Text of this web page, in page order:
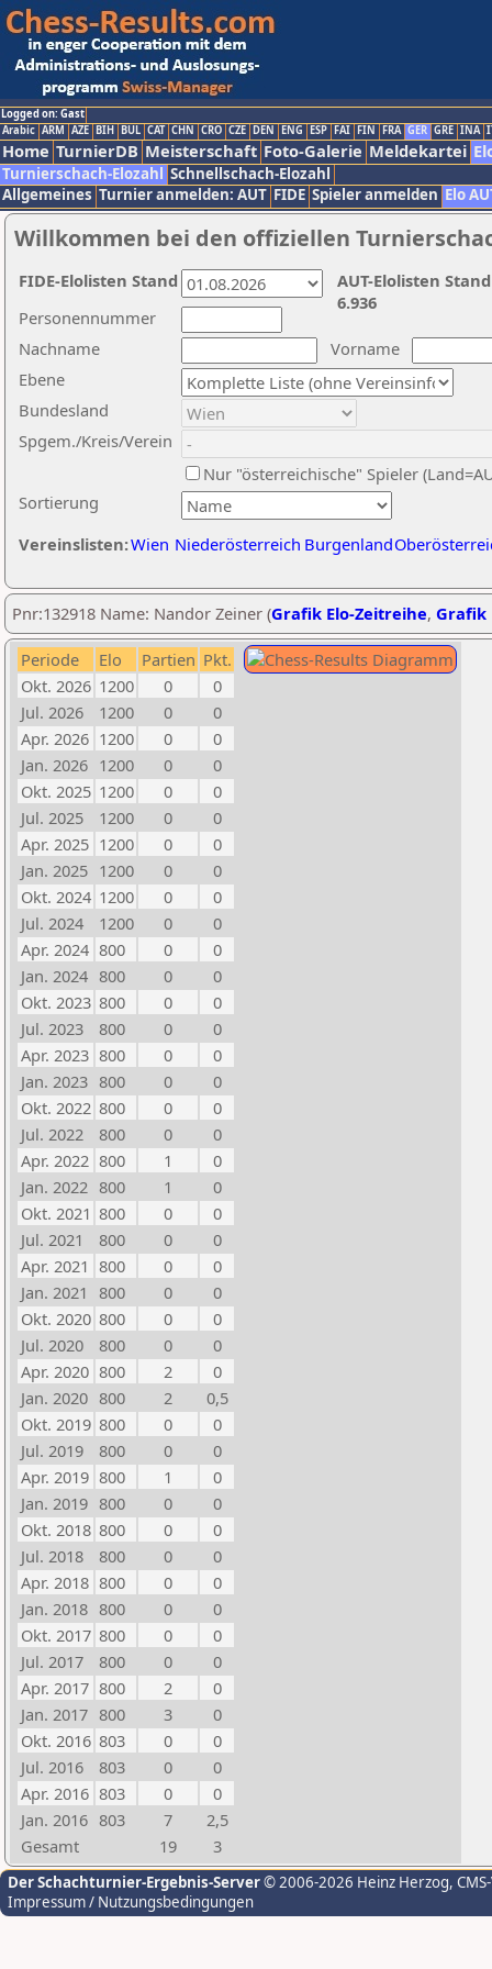
Logged on: Gast
Arabic ARM AZE BIH BUL CAT CHN CRO CZE DEN ENG ESP FAI FIN FRA GER GRE INA
Home TurnierDB Meisterschaft Foto-Galerie Meldekartei
Turnierschach-Elozahl Schnellschach-Elozahl
Allgemeines Turnier anmelden: AUT FIDE Spieler anmelden Elo
Willkommen bei den offiziellen
Nachname
Vorname
Ebene
Sortierung
Personennummer
Bundesland
Spgem./Kreis/Verein
Nur "österreichische" Spieler
Vereinslisten:Wien Niederösterreich Burgenland
AUT-Elolisten
6.936
FIDE-Elolisten Stand
Pnr:132918 Name: Nandor Zeiner (Grafik Elo-Zeitreihe, Grafik
Periode Elo Partien Pkt.
Okt. 2026 1200 0
0
Jul. 2026
1200 0
0
Apr. 2026 1200 0
0
Jan. 2026 1200 0
0
Okt. 2025 1200 0
0
Jul. 2025
1200 0
0
Apr. 2025 1200 0
0
Jan. 2025 1200 0
0
Okt. 2024 1200 0
0
Jul. 2024
1200 0
0
Apr. 2024 800 0
0
Jan. 2024 800 0
0
Okt. 2023 800 0
0
Jul. 2023
800 0
0
Apr. 2023 800 0
0
Jan. 2023 800 0
0
Okt. 2022 800 0
0
Jul. 2022
800 0
0
Apr. 2022 800 1
0
Jan. 2022 800 1
0
Okt. 2021 800 0
0
Jul. 2021
800 0
0
Apr. 2021 800 0
0
Jan. 2021 800 0
0
Okt. 2020 800 0
0
Jul. 2020
800 0
0
Apr. 2020 800 2
0
Jan. 2020 800 2
0,5
Okt. 2019 800 0
0
Jul. 2019
800 0
0
Apr. 2019 800 1
0
Jan. 2019 800 0
0
Okt. 2018 800 0
0
Jul. 2018
800 0
0
Apr. 2018 800 0
0
Jan. 2018 800 0
0
Okt. 2017 800 0
0
Jul. 2017
800 0
0
Apr. 2017 800 2
0
Jan. 2017 800 3
0
Okt. 2016 803 0
0
Jul. 2016
803 0
0
Apr. 2016 803 0
0
Jan. 2016 803 7
2,5
Gesamt
19 3
Der Schachturnier-Ergebnis-Server© 2006-2026 Heinz Herzog,
Impressum / Nutzungsbedingungen